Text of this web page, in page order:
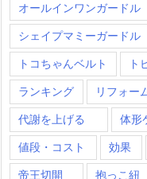
オールインワンガードル
シェイプマミーガードル
トコちゃんベルト ト
ランキング リフォー
代謝を上げる 体形
値段・コスト 効果
帝王切開 抱っこ紐